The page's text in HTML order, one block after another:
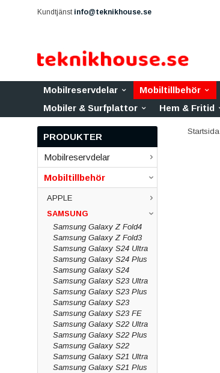
Kundtjänst info@teknikhouse.se
Mobilreservdelar Mobiltillbehör
Mobiler & Surfplattor
Hem & Fritid
PRODUKTER
Mobilreservdelar
Mobiltillbehör
APPLE
SAMSUNG
Samsung Galaxy Z Fold4
Samsung Galaxy Z Fold3
Samsung Galaxy S24 Ultra
Samsung Galaxy S24 Plus
Samsung Galaxy S24
Samsung Galaxy S23 Ultra
Samsung Galaxy S23 Plus
Samsung Galaxy S23
Samsung Galaxy S23 FE
Samsung Galaxy S22 Ultra
Samsung Galaxy S22 Plus
Samsung Galaxy S22
Samsung Galaxy S21 Ultra
Samsung Galaxy S21 Plus
Startsida